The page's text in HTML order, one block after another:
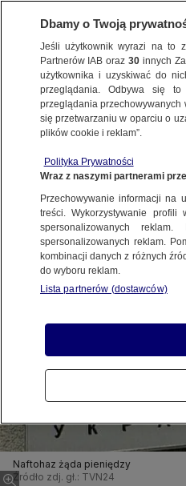
BIZNES
NAJNOWSZE
12.07.2014, 17:20Aktualizacja:
Udostępnij
Naftohaz żąda pieniędzy
Źródło zdj. gł.: TVN24
Dbamy o Twoją
Jeśli użytkownik wyrazi na to
Partnerów IAB oraz30 innych
użytkownika i uzyskiwać do
przeglądania. Odbywa się
przeglądania
się przetwarzaniu w oparciu o
plików cookie i reklam”.
Polityka Prywatności
Wraz z naszymi partnerami
Przechowywanie informacji na
treści. Wykorzystywanie
spersonalizowanych
spersonalizowanych reklam.
kombinacji danych z różnych
do wyboru reklam.
Lista partnerów (dostawców)